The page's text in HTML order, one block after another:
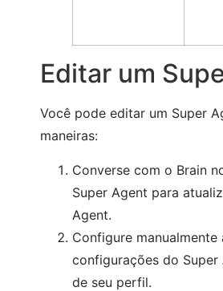
Editar um
Você pode editar um Super
maneiras:
Converse com o Brain
Super Agent para
Agent.
Configure manualmente
configurações do
de seu perfil.